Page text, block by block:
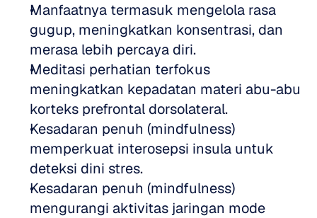
Manfaatnya termasuk mengelola rasa
gugup, meningkatkan konsentrasi, dan
merasa lebih percaya diri.
Meditasi perhatian terfokus
meningkatkan kepadatan materi abu-abu
korteks prefrontal dorsolateral.
Kesadaran penuh (mindfulness)
memperkuat interosepsi insula untuk
deteksi dini stres.
Kesadaran penuh (mindfulness)
mengurangi aktivitas jaringan mode